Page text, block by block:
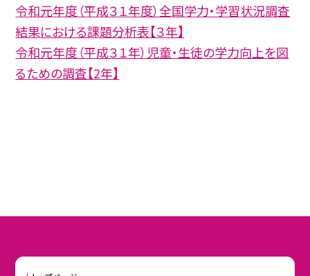
令和元年度（平成３１年度）全国学力・学習状況調査
結果における課題分析表【３年】
令和元年度（平成３１年）児童・生徒の学力向上を図
るための調査【2年】